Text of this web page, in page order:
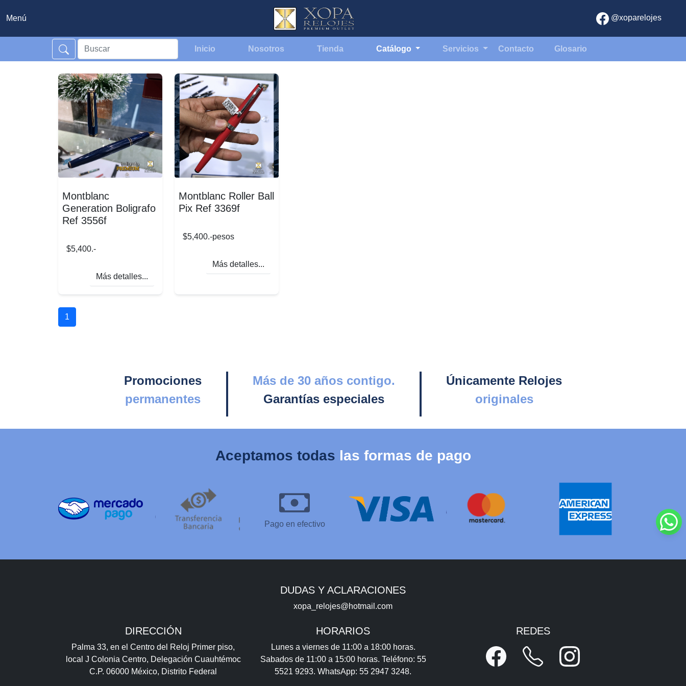
Menú @xoparelojes
Inicio Nosotros Tienda Catálogo Servicios Contacto Glosario
Montblanc
Generation Boligrafo
Ref 3556f
$5,400.-
Más detalles...
Montblanc Roller Ball
Pix Ref 3369f
$5,400.-pesos
Más detalles...
1
Promociones
permanentes
Más de 30 años contigo.
Garantías especiales
Únicamente Relojes
originales
Aceptamos todas las formas de pago
Pago en efectivo
DUDAS Y ACLARACIONES
xopa_relojes@hotmail.com
DIRECCIÓN
Palma 33, en el Centro del Reloj Primer piso,
local J Colonia Centro, Delegación Cuauhtémoc
C.P. 06000 México, Distrito Federal
HORARIOS
Lunes a viernes de 11:00 a 18:00 horas.
Sabados de 11:00 a 15:00 horas. Teléfono: 55
5521 9293. WhatsApp: 55 2947 3248.
REDES